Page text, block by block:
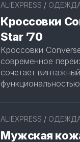
ALIEXPRESS /
Кроссовки
Star ’70
Кроссовки
современное
сочетает
ALIEXPRESS /
Мужская